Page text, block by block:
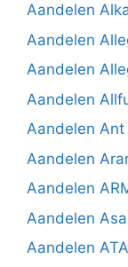
Aandelen
Aandelen
Aandelen
Aandelen
Aandelen Ant
Aandelen
Aandelen
Aandelen
Aandelen